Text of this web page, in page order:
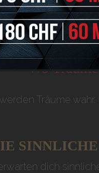
man Intimität
Wo
Träume
dich